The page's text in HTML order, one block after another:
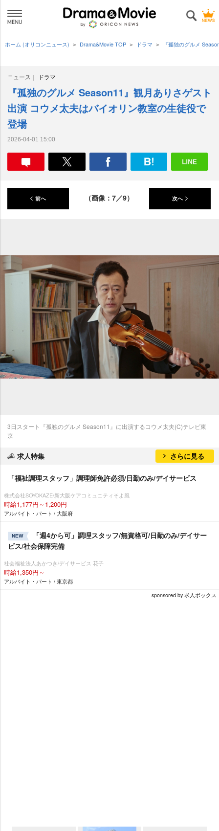
ホーム (オリコンニュース) Drama&Movie TOP ドラマ 『孤独のグルメ
ニュース ドラマ
『孤独のグルメ Season11』観月ありさゲスト
出演 コウメ太夫はバイオリン教室の生徒役で
登場
2026-04-01 15:00
前へ （画像：7／9） 次へ
3日スタート『孤独のグルメ Season11』に出演するコウメ太夫(C)テレビ東
京
求人特集 さらに見る
「福祉調理スタッフ」調理師免許必須/日勤のみ/デイサービス
株式会社SOYOKAZE/新大阪ケアコミュニティそよ風
時給1,177円～1,200円
アルバイト・パート / 大阪府
NEW
「週4から可」調理スタッフ/無資格可/日勤のみ/デイサー
ビス/社会保障完備
社会福祉法人あかつき/デイサービス 花子
時給1,350円～
アルバイト・パート / 東京都
sponsored by 求人ボックス